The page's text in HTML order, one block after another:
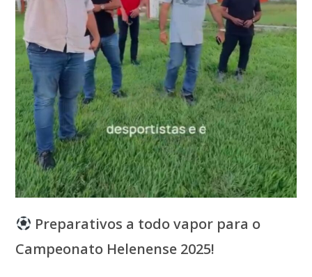
Preparativos a todo vapor para o
Campeonato Helenense 2025!